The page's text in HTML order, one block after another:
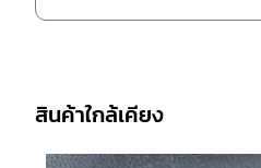
สินค้าใกล้เคียง